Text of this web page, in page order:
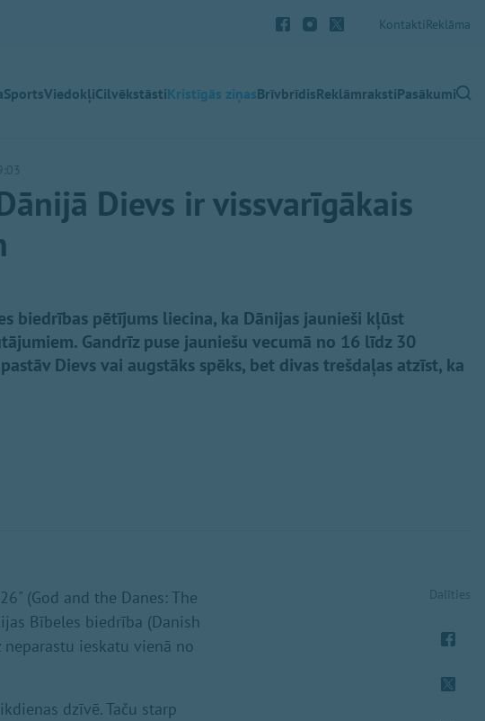
KontaktiReklāma
SportsViedokļiCilvēkstāstiKristīgās ziņasBrīvbrīdisReklāmrakstiPasākumi
Dievs ir vissvarīgākais
biedrības pētījums liecina, ka Dānijas jaunieši kļūst
Gandrīz puse jauniešu vecumā no 16 līdz 30
Dievs vai augstāks spēks, bet divas trešdaļas atzīst, ka
(God and the Danes: The
Bībeles biedrība (Danish
ieskatu vienā no
dzīvē. Taču starp
Dalīties